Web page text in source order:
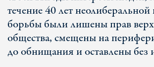
течение 40 лет неолиберальной
борьбы были лишены прав
общества, смещены на
до обнищания и оставлены без